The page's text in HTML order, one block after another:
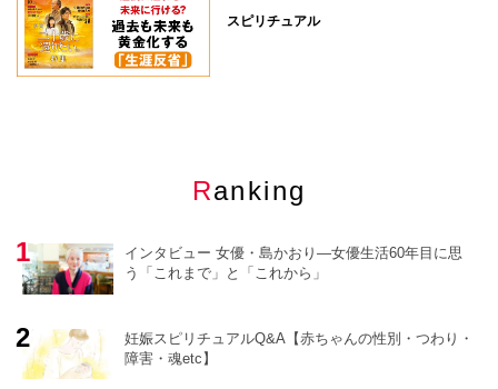
スピリチュアル
Ranking
インタビュー 女優・島かおり―女優生活60年目に思
う「これまで」と「これから」
妊娠スピリチュアルQ&A【赤ちゃんの性別・つわり・
障害・魂etc】